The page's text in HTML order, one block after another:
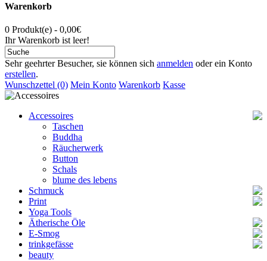
Warenkorb
0 Produkt(e) - 0,00€
Ihr Warenkorb ist leer!
Sehr geehrter Besucher, sie können sich anmelden oder ein Konto
erstellen.
Wunschzettel (0) Mein Konto Warenkorb Kasse
Accessoires
Taschen
Buddha
Räucherwerk
Button
Schals
blume des lebens
Schmuck
Armbänder
Print
Poster
Postkarten
Yogamatten
Shirts
Hoodies
Yoga Tools
Ätherische Öle
Starterset
Öle
Bücher
E-Smog
E-Chip
Carconverter
trinkgefässe
becher
beauty